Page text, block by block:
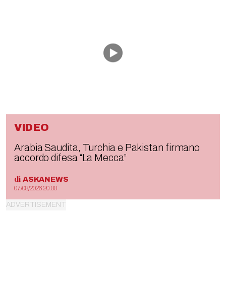
VIDEO
Arabia Saudita, Turchia e Pakistan firmano
accordo difesa “La Mecca”
di ASKANEWS
07/08/2026 20:00